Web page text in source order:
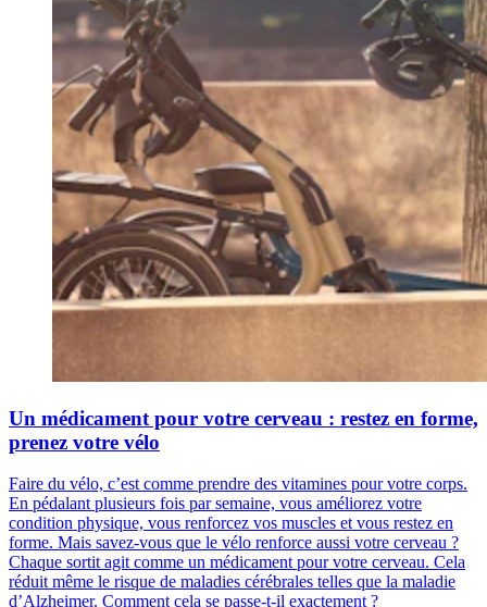
Un médicament pour votre cerveau : restez en forme,
prenez votre vélo
Faire du vélo, c’est comme prendre des vitamines pour votre corps.
En pédalant plusieurs fois par semaine, vous améliorez votre
condition physique, vous renforcez vos muscles et vous restez en
forme. Mais savez-vous que le vélo renforce aussi votre cerveau ?
Chaque sortit agit comme un médicament pour votre cerveau. Cela
réduit même le risque de maladies cérébrales telles que la maladie
d’Alzheimer. Comment cela se passe-t-il exactement ?